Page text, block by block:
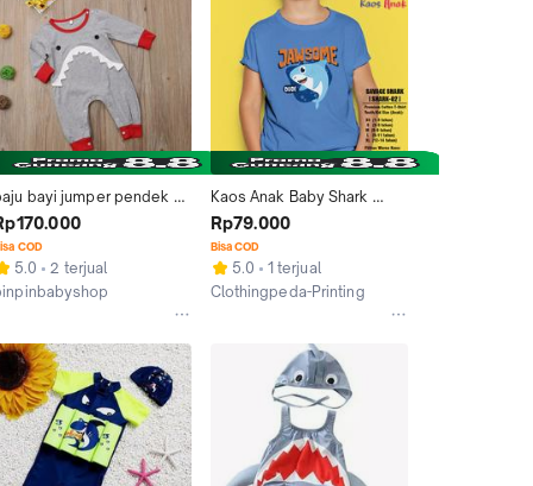
bayi jumper pendek
shark for baby 0-2
COD
5.0
2 terjual
Kaos Anak Baby Shark
Jawsome Dude Baju Anak
Imut Kawaii Kid T-Shirt
Rp79.000
Bisa COD
5.0
1 terjual
Clothingpeda-Printing